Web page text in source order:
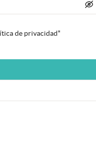
de privacidad*